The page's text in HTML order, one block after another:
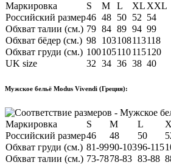
Маркировка S M L XL XXL
Российский размер46 48 50 52 54
Обхват талии (см.) 79 84 89 94 99
Обхват бёдер (см.) 98 103108113118
Обхват груди (см.) 100105110115120
UK size
32 34 36 38 40
Мужское бельё Modus Vivendi (Греция):
Маркировка S M L
Российский размер46 48 50
Обхват груди (см.) 81-9990-10396-115
Обхват талии (см.) 73-7878-83 83-88